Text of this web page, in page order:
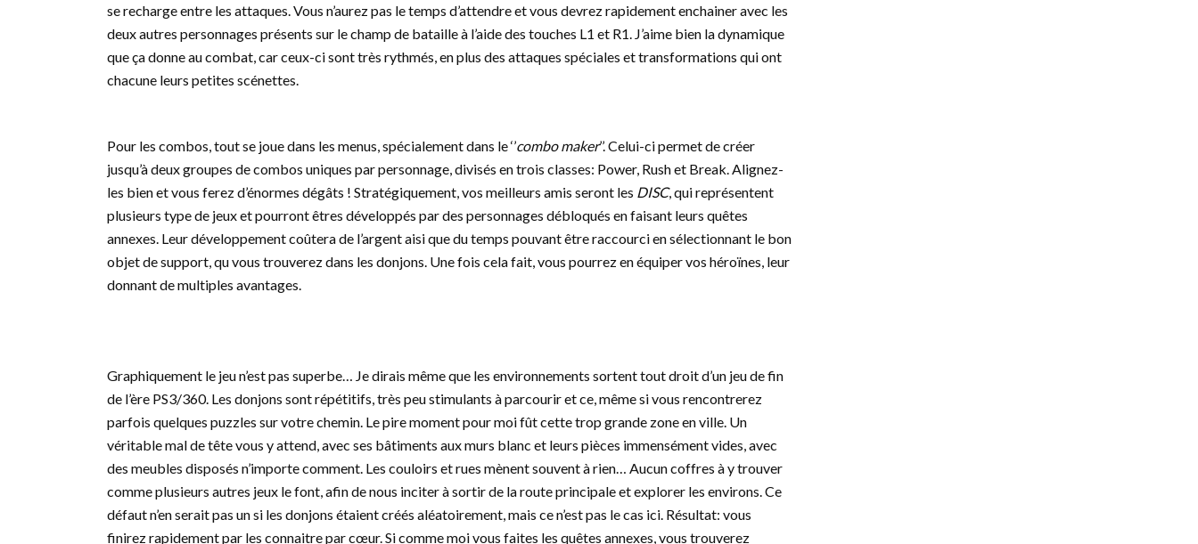
se recharge entre les attaques. Vous n’aurez pas le temps d’attendre et vous devrez rapidement enchainer avec les
deux autres personnages présents sur le champ de bataille à l’aide des touches L1 et R1. J’aime bien la dynamique
que ça donne au combat, car ceux-ci sont très rythmés, en plus des attaques spéciales et transformations qui ont
chacune leurs petites scénettes.
Pour les combos, tout se joue dans les menus, spécialement dans le ‘’combo maker’’. Celui-ci permet de créer
jusqu’à deux groupes de combos uniques par personnage, divisés en trois classes: Power, Rush et Break. Alignez-
les bien et vous ferez d’énormes dégâts ! Stratégiquement, vos meilleurs amis seront les DISC, qui représentent
plusieurs type de jeux et pourront êtres développés par des personnages débloqués en faisant leurs quêtes
annexes. Leur développement coûtera de l’argent aisi que du temps pouvant être raccourci en sélectionnant le bon
objet de support, qu vous trouverez dans les donjons. Une fois cela fait, vous pourrez en équiper vos héroïnes, leur
donnant de multiples avantages.
Graphiquement le jeu n’est pas superbe… Je dirais même que les environnements sortent tout droit d’un jeu de fin
de l’ère PS3/360. Les donjons sont répétitifs, très peu stimulants à parcourir et ce, même si vous rencontrerez
parfois quelques puzzles sur votre chemin. Le pire moment pour moi fût cette trop grande zone en ville. Un
véritable mal de tête vous y attend, avec ses bâtiments aux murs blanc et leurs pièces immensément vides, avec
des meubles disposés n’importe comment. Les couloirs et rues mènent souvent à rien… Aucun coffres à y trouver
comme plusieurs autres jeux le font, afin de nous inciter à sortir de la route principale et explorer les environs. Ce
défaut n’en serait pas un si les donjons étaient créés aléatoirement, mais ce n’est pas le cas ici. Résultat: vous
finirez rapidement par les connaitre par cœur. Si comme moi vous faites les quêtes annexes, vous trouverez